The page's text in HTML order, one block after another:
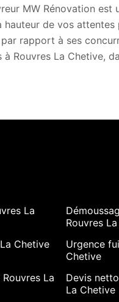
MW Rénovation est
de vos
rapport à ses
Rouvres La Chetive,
La
Rouvres
Chetive
Urgence
Chetive
La
Devis
La Chetive